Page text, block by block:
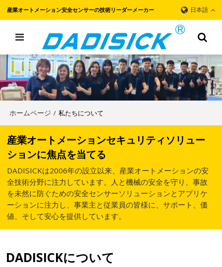
産業オートメーション安全センサーの技術リーダーメーカー 日本語
ホームページ / 私たちについて
産業オートメーションセキュリティソリュー
ションに焦点を当てる
DADISICKは2006年の設立以来、産業オートメーションの安
全技術分野に注力しています。人と機械の安全を守り、事故
を未然に防ぐための安全センサーソリューションとアプリケ
ーションに注力し、事業主と従業員の皆様に、サポート、価
値、そして安心を提供しています。
DADISICKについて